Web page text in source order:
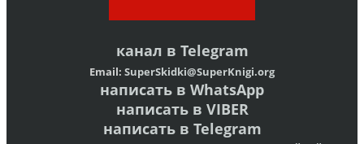
канал в Telegram
Email: SuperSkidki@SuperKnigi.org
написать в WhatsApp
написать в VIBER
написать в Telegram